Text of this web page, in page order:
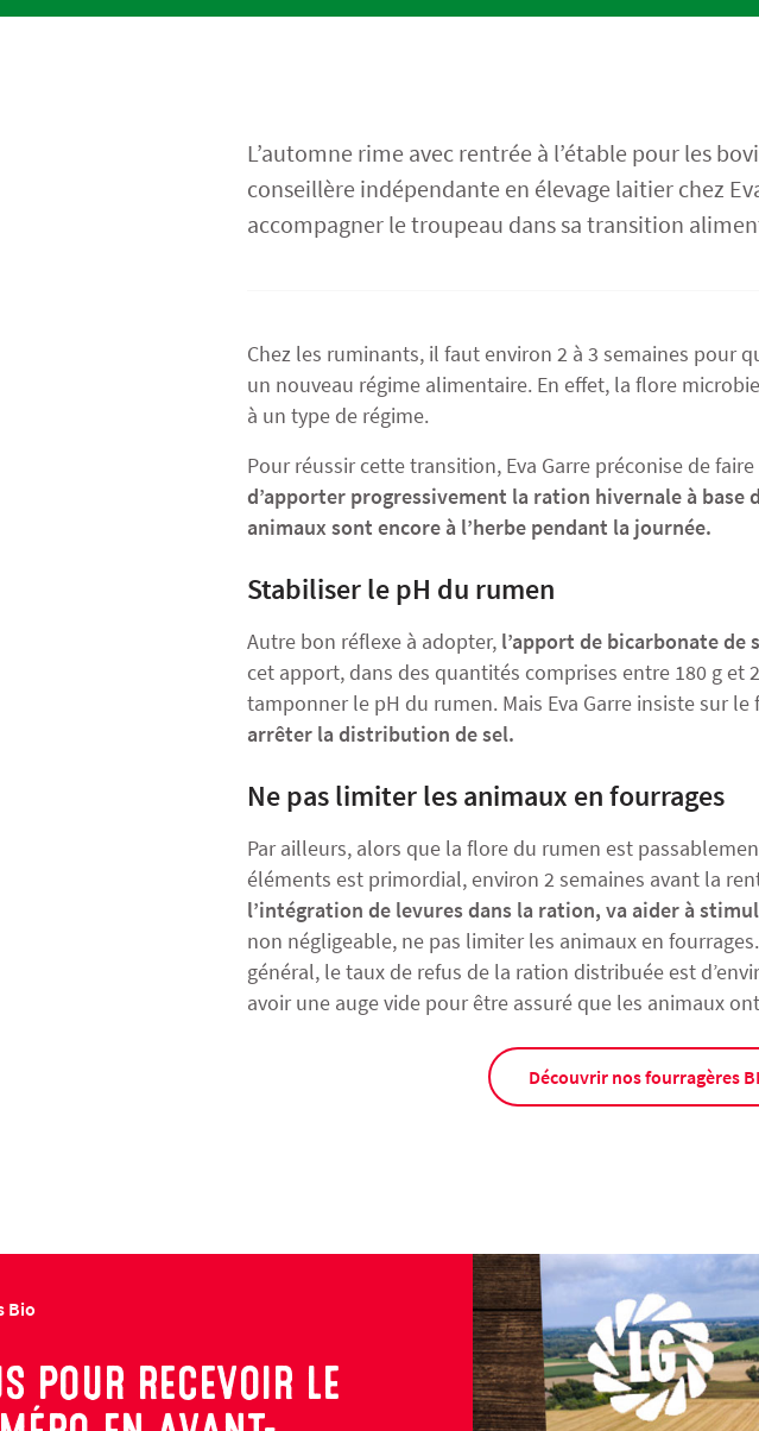
L’automne rime avec rentrée à l’étable pour les
conseillère indépendante en élevage laitier chez
accompagner le troupeau dans sa transition
Chez les ruminants, il faut environ 2 à 3 semaines pour
un nouveau régime alimentaire. En effet, la flore
à un type de régime.
Pour réussir cette transition, Eva Garre préconise de
d’apporter progressivement la ration hivernale à base
animaux sont encore à l’herbe pendant la journée.
Stabiliser le pH du rumen
Autre bon réflexe à adopter, l’apport de bicarbonate de
cet apport, dans des quantités comprises entre 180 g et
tamponner le pH du rumen. Mais Eva Garre insiste sur
arrêter la distribution de sel.
Ne pas limiter les animaux en fourrages
Par ailleurs, alors que la flore du rumen est
éléments est primordial, environ 2 semaines avant la
l’intégration de levures dans la ration, va aider à
non négligeable, ne pas limiter les animaux en
général, le taux de refus de la ration distribuée est
avoir une auge vide pour être assuré que les animaux
Découvrir nos fourragères
Bio
POUR RECEVOIR LE